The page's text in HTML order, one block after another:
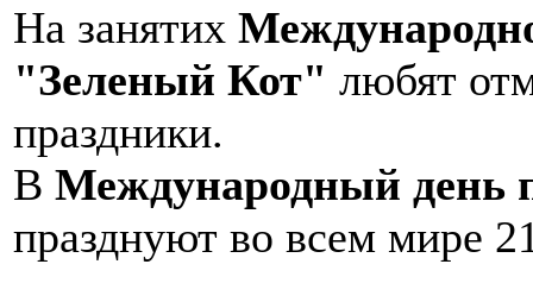
На занятих
"Зеленый Кот" любят
праздники.
В Международный день
празднуют во всем мире